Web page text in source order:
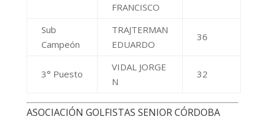
FRANCISCO
Sub
Campeón
TRAJTERMAN
EDUARDO
36
3° Puesto
VIDAL JORGE
N
32
ASOCIACIÓN GOLFISTAS SENIOR CÓRDOBA